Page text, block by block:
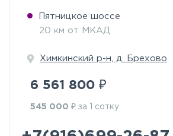
Пятницкое шоссе
20 км от МКАД
Химкинский р-н, д. Брехово
6 561 800 ₽
545 000 ₽ за 1 сотку